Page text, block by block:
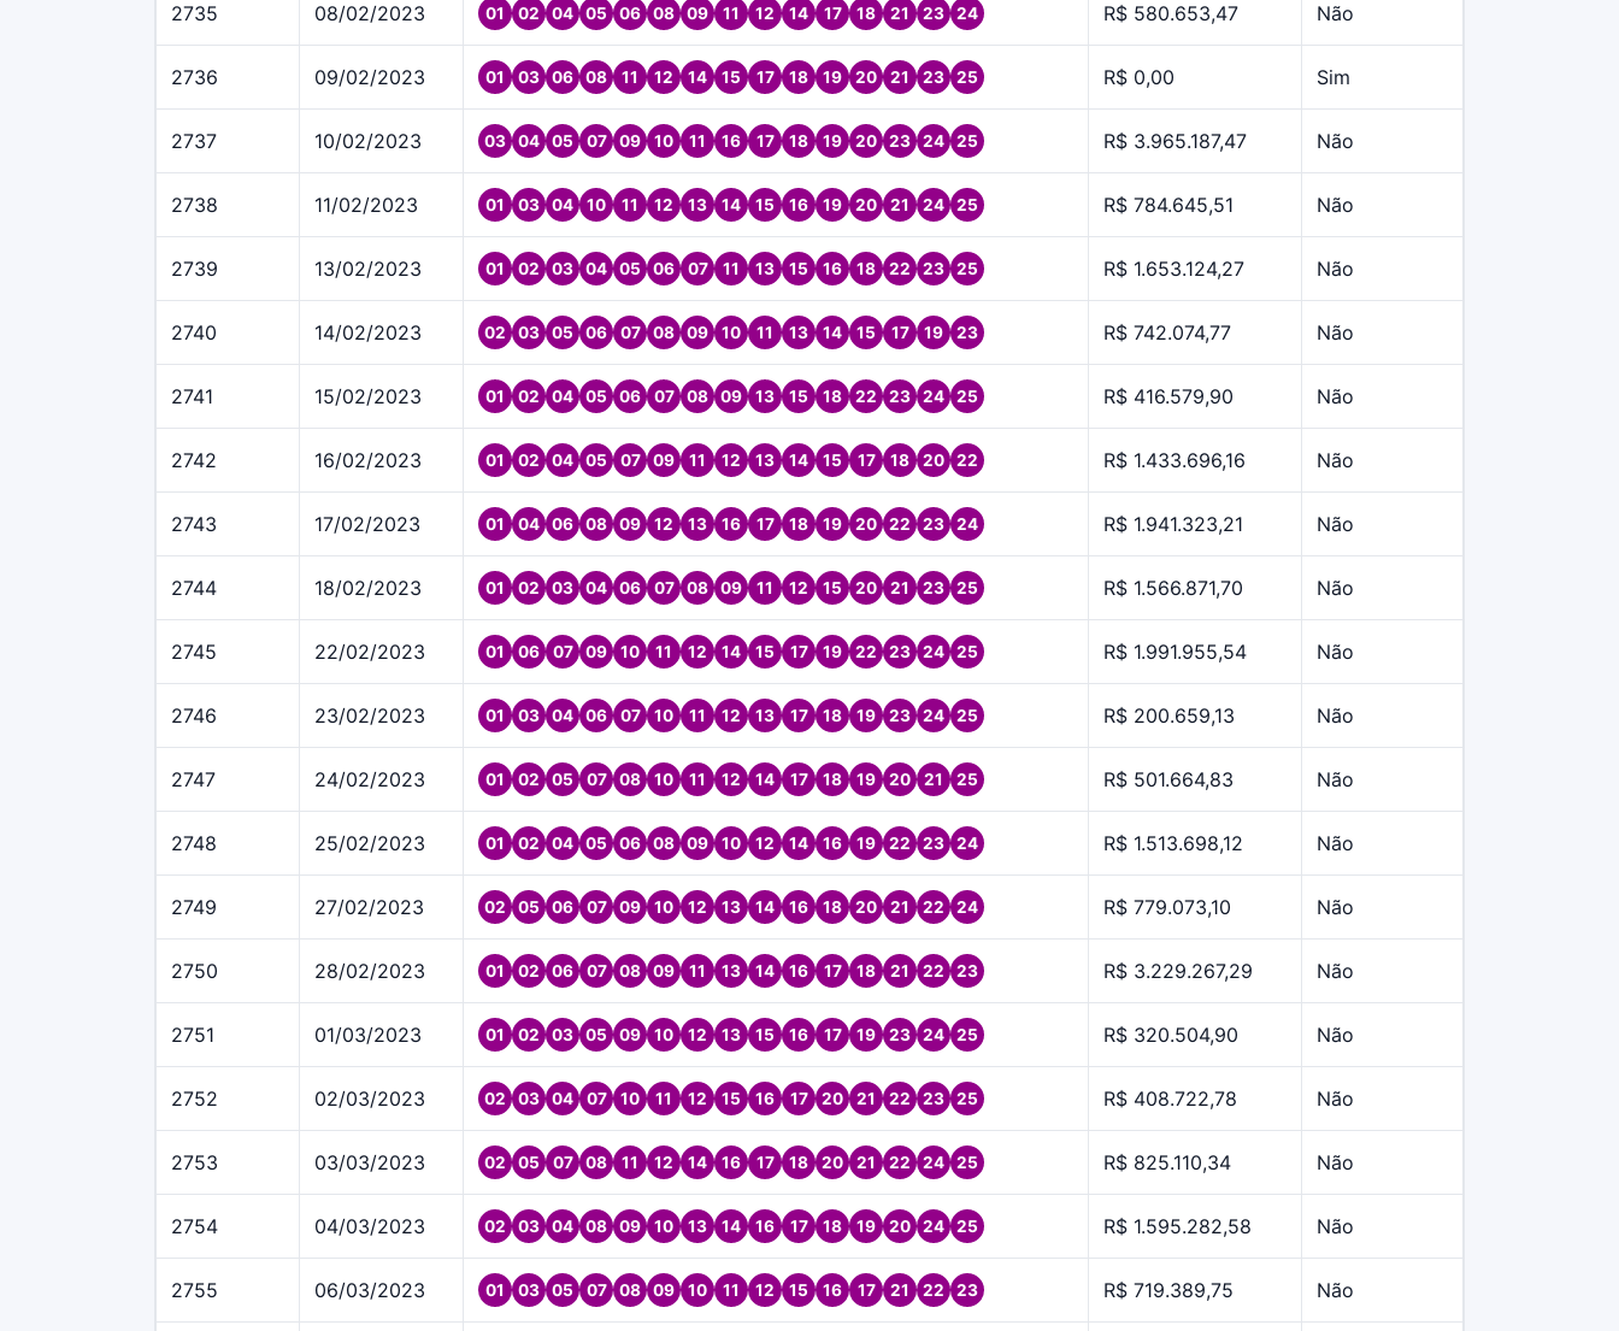
2735 08/02/2023 01 02 04 05 06 08 09 11 12 14 17 18 21 23 24 R$ 580.653,47 Não
2736 09/02/2023 01 03 06 08 11 12 14 15 17 18 19 20 21 23 25 R$ 0,00 Sim
2737 10/02/2023 03 04 05 07 09 10 11 16 17 18 19 20 23 24 25 R$ 3.965.187,47 Não
2738 11/02/2023 01 03 04 10 11 12 13 14 15 16 19 20 21 24 25 R$ 784.645,51 Não
2739 13/02/2023 01 02 03 04 05 06 07 11 13 15 16 18 22 23 25 R$ 1.653.124,27 Não
2740 14/02/2023 02 03 05 06 07 08 09 10 11 13 14 15 17 19 23 R$ 742.074,77 Não
2741 15/02/2023 01 02 04 05 06 07 08 09 13 15 18 22 23 24 25 R$ 416.579,90 Não
2742 16/02/2023 01 02 04 05 07 09 11 12 13 14 15 17 18 20 22 R$ 1.433.696,16 Não
2743 17/02/2023 01 04 06 08 09 12 13 16 17 18 19 20 22 23 24 R$ 1.941.323,21 Não
2744 18/02/2023 01 02 03 04 06 07 08 09 11 12 15 20 21 23 25 R$ 1.566.871,70 Não
2745 22/02/2023 01 06 07 09 10 11 12 14 15 17 19 22 23 24 25 R$ 1.991.955,54 Não
2746 23/02/2023 01 03 04 06 07 10 11 12 13 17 18 19 23 24 25 R$ 200.659,13 Não
2747 24/02/2023 01 02 05 07 08 10 11 12 14 17 18 19 20 21 25 R$ 501.664,83 Não
2748 25/02/2023 01 02 04 05 06 08 09 10 12 14 16 19 22 23 24 R$ 1.513.698,12 Não
2749 27/02/2023 02 05 06 07 09 10 12 13 14 16 18 20 21 22 24 R$ 779.073,10 Não
2750 28/02/2023 01 02 06 07 08 09 11 13 14 16 17 18 21 22 23 R$ 3.229.267,29 Não
2751 01/03/2023 01 02 03 05 09 10 12 13 15 16 17 19 23 24 25 R$ 320.504,90 Não
2752 02/03/2023 02 03 04 07 10 11 12 15 16 17 20 21 22 23 25 R$ 408.722,78 Não
2753 03/03/2023 02 05 07 08 11 12 14 16 17 18 20 21 22 24 25 R$ 825.110,34 Não
2754 04/03/2023 02 03 04 08 09 10 13 14 16 17 18 19 20 24 25 R$ 1.595.282,58 Não
2755 06/03/2023 01 03 05 07 08 09 10 11 12 15 16 17 21 22 23 R$ 719.389,75 Não